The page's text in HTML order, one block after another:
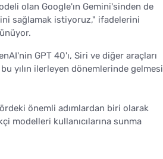
olan Google'ın Gemini'sinden de
sağlamak istiyoruz," ifadelerini
GPT 40'ı, Siri ve diğer araçları
yılın ilerleyen dönemlerinde gelmesi
önemli adımlardan biri olarak
modelleri kullanıcılarına sunma